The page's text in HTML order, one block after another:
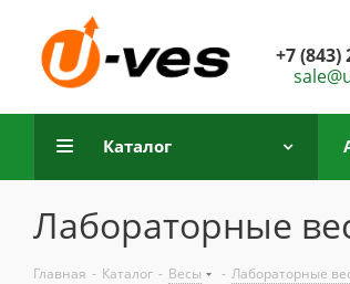
+7 (843)
Каталог
Лабораторные
Главная - Каталог - Весы - Лабораторные